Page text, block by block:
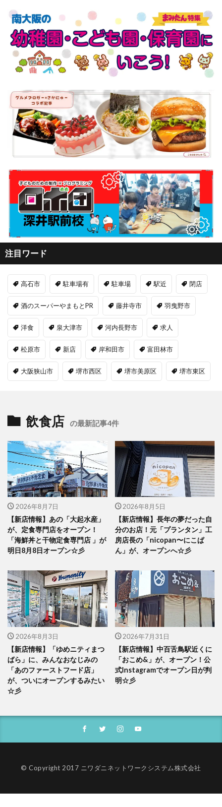
注目ワード
高石市 駐車場有 駐車場 駅近 閉店
酒のスーパーやまもとPR 藤井寺市 羽曳野市
洋食 泉大津市 河内長野市 求人
松原市 新店 岸和田市 富田林市
大阪狭山市 堺市西区 堺市美原区 堺市東区
飲食店 の最新記事4件
2026年8月7日
【新店情報】あの「大起水産」
が、定食専門店をオープン！
「海鮮丼と干物定食専門店 」が
明日8月8日オープン☆彡
2026年8月5日
【新店情報】長年の夢だった自
分のお店！元「プランタン」工
房店長の「nicopan〜にこぱ
ん」が、オープンへ☆彡
2026年8月3日
【新店情報】「ゆめニティまつ
ばら」に、みんなおなじみの
「あのファーストフード店」
が、ついにオープンするみたい
☆彡
2026年7月31日
【新店情報】中百舌鳥駅近くに
「おこめ&」が、オープン！公
式Instagramでオープン日が判
明☆彡
© Copyright 2017 ニワダニネットワークシステム株式会社